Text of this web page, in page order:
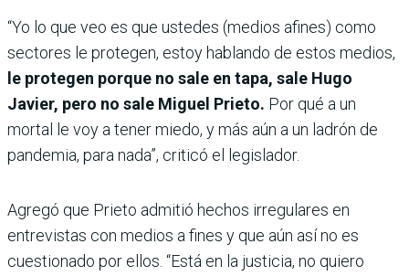
“Yo lo que veo es que ustedes (medios afines) como
sectores le protegen, estoy hablando de estos medios,
le protegen porque no sale en tapa, sale Hugo
Javier, pero no sale Miguel Prieto. Por qué a un
mortal le voy a tener miedo, y más aún a un ladrón de
pandemia, para nada”, criticó el legislador.
Agregó que Prieto admitió hechos irregulares en
entrevistas con medios a fines y que aún así no es
cuestionado por ellos. “Está en la justicia, no quiero